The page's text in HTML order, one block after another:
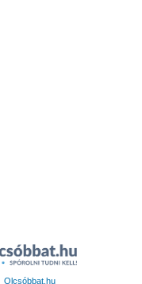
Olcsóbbat.hu